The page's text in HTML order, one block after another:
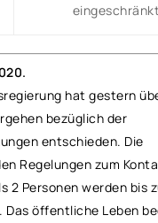
eingeschränkt
hat gestern
bezüglich der
entschieden. Die
Regelungen zum
2 Personen werden bis
Das öffentliche Leben